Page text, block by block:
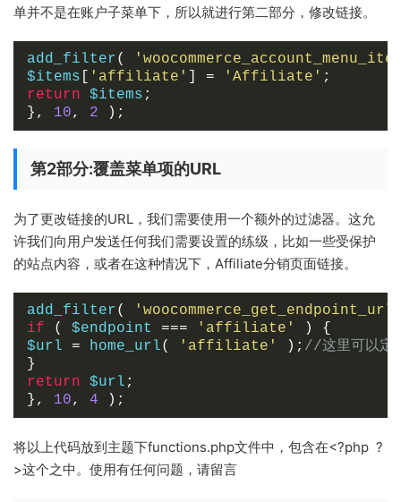
单并不是在账户子菜单下，所以就进行第二部分，修改链接。
add_filter(
$items
'affiliate' = 'Affiliate' ;
return $items ;
},
10, 2 );
第2部分:覆盖菜单项的URL
为了更改链接的URL，我们需要使用一个额外的过滤器。 这允
许我们向用户发送任何我们需要设置的练级，比如一些受保护
的站点内容，或者在这种情况下，Affiliate分销页面链接。
add_filter(
if
( $endpoint === 'affiliate' )
{
$url = home_url( 'affiliate' ); //这里可以定
}
return $url ;
},
10, 4 );
将以上代码放到主题下functions.php文件中，包含在<?php ?
>这个之中。使用有任何问题，请留言